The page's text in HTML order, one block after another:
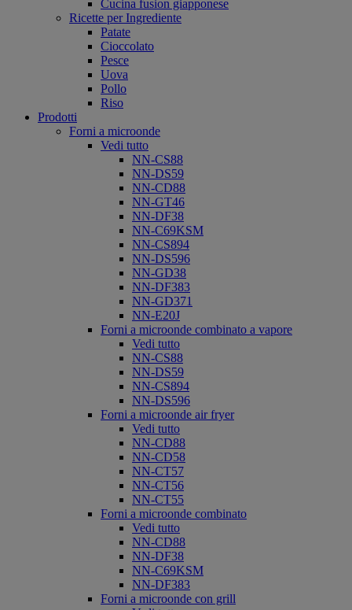
Cucina fusion giapponese
Ricette per Ingrediente
Patate
Cioccolato
Pesce
Uova
Pollo
Riso
Prodotti
Forni a microonde
Vedi tutto
NN-CS88
NN-DS59
NN-CD88
NN-GT46
NN-DF38
NN-C69KSM
NN-CS894
NN-DS596
NN-GD38
NN-DF383
NN-GD371
NN-E20J
Forni a microonde combinato a vapore
Vedi tutto
NN-CS88
NN-DS59
NN-CS894
NN-DS596
Forni a microonde air fryer
Vedi tutto
NN-CD88
NN-CD58
NN-CT57
NN-CT56
NN-CT55
Forni a microonde combinato
Vedi tutto
NN-CD88
NN-DF38
NN-C69KSM
NN-DF383
Forni a microonde con grill